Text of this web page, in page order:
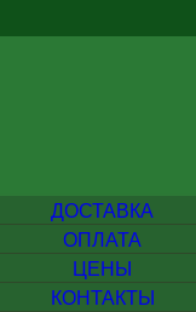
ДОСТАВКА
ОПЛАТА
ЦЕНЫ
КОНТАКТЫ